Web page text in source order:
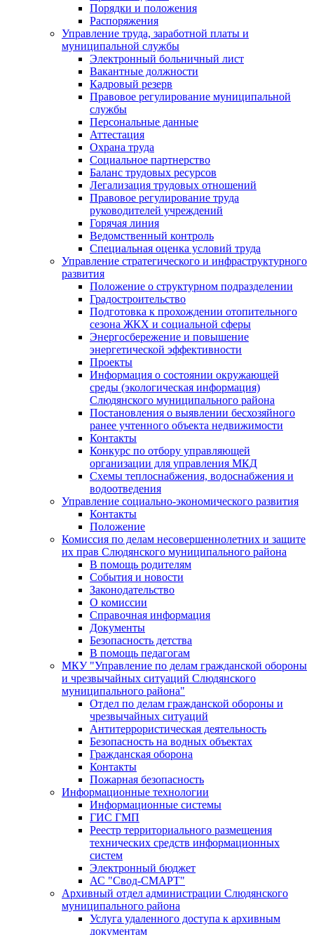
Порядки и положения
Распоряжения
Управление труда, заработной платы и
муниципальной службы
Электронный больничный лист
Вакантные должности
Кадровый резерв
Правовое регулирование муниципальной
службы
Персональные данные
Аттестация
Охрана труда
Социальное партнерство
Баланс трудовых ресурсов
Легализация трудовых отношений
Правовое регулирование труда
руководителей учреждений
Горячая линия
Ведомственный контроль
Специальная оценка условий труда
Управление стратегического и инфраструктурного
развития
Положение о структурном подразделении
Градостроительство
Подготовка к прохождении отопительного
сезона ЖКХ и социальной сферы
Энергосбережение и повышение
энергетической эффективности
Проекты
Информация о состоянии окружающей
среды (экологическая информация)
Слюдянского муниципального района
Постановления о выявлении бесхозяйного
ранее учтенного объекта недвижимости
Контакты
Конкурс по отбору управляющей
организации для управления МКД
Схемы теплоснабжения, водоснабжения и
водоотведения
Управление социально-экономического развития
Контакты
Положение
Комиссия по делам несовершеннолетних и защите
их прав Слюдянского муниципального района
В помощь родителям
События и новости
Законодательство
О комиссии
Справочная информация
Документы
Безопасность детства
В помощь педагогам
МКУ "Управление по делам гражданской обороны
и чрезвычайных ситуаций Слюдянского
муниципального района"
Отдел по делам гражданской обороны и
чрезвычайных ситуаций
Антитеррористическая деятельность
Безопасность на водных объектах
Гражданская оборона
Контакты
Пожарная безопасность
Информационные технологии
Информационные системы
ГИС ГМП
Реестр территориального размещения
технических средств информационных
систем
Электронный бюджет
АС "Свод-СМАРТ"
Архивный отдел администрации Слюдянского
муниципального района
Услуга удаленного доступа к архивным
документам